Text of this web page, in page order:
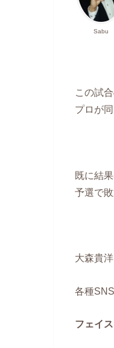
Sabu
この試
プロが
既に結
予選で
大森貴洋
各種
フェイ